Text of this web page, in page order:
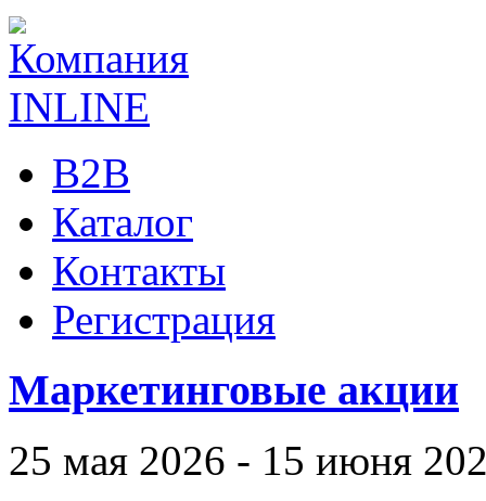
B2B
Каталог
Контакты
Регистрация
Маркетинговые акции
25 мая 2026 - 15 июня